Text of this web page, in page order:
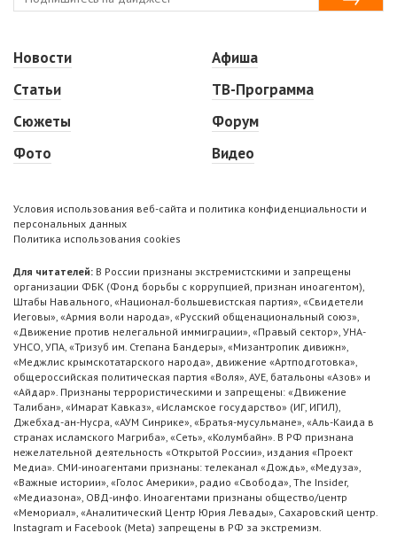
Новости
Статьи
Сюжеты
Фото
Афиша
ТВ-Программа
Форум
Видео
Условия использования веб-сайта и политика конфиденциальности и
персональных данных
Политика использования cookies
Для читателей: В России признаны экстремистскими и запрещены
организации ФБК (Фонд борьбы с коррупцией, признан иноагентом),
Штабы Навального, «Национал-большевистская партия», «Свидетели
Иеговы», «Армия воли народа», «Русский общенациональный союз»,
«Движение против нелегальной иммиграции», «Правый сектор», УНА-
УНСО, УПА, «Тризуб им. Степана Бандеры», «Мизантропик дивижн»,
«Меджлис крымскотатарского народа», движение «Артподготовка»,
общероссийская политическая партия «Воля», АУЕ, батальоны «Азов» и
«Айдар». Признаны террористическими и запрещены: «Движение
Талибан», «Имарат Кавказ», «Исламское государство» (ИГ, ИГИЛ),
Джебхад-ан-Нусра, «АУМ Синрике», «Братья-мусульмане», «Аль-Каида в
странах исламского Магриба», «Сеть», «Колумбайн». В РФ признана
нежелательной деятельность «Открытой России», издания «Проект
Медиа». СМИ-иноагентами признаны: телеканал «Дождь», «Медуза»,
«Важные истории», «Голос Америки», радио «Свобода», The Insider,
«Медиазона», ОВД-инфо. Иноагентами признаны общество/центр
«Мемориал», «Аналитический Центр Юрия Левады», Сахаровский центр.
Instagram и Facebook (Metа) запрещены в РФ за экстремизм.